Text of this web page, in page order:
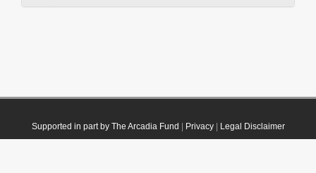
Supported in part by The Arcadia Fund Privacy| Legal Disclaimer